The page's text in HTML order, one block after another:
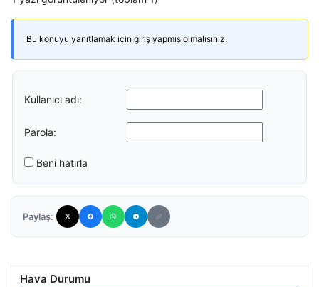
Bu konuyu yanıtlamak için giriş yapmış olmalısınız.
Kullanıcı adı:
Parola:
Beni hatırla
Paylaş:
Hava Durumu